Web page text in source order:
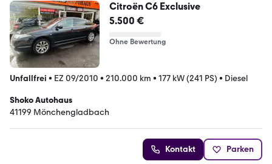
Citroën C6 Exclusive
5.500 €
Ohne Bewertung
Unfallfrei • EZ 09/2010 • 210.000 km • 177 kW (241 PS) • Diesel
Shoko Autohaus
41199 Mönchengladbach
Kontakt Parken